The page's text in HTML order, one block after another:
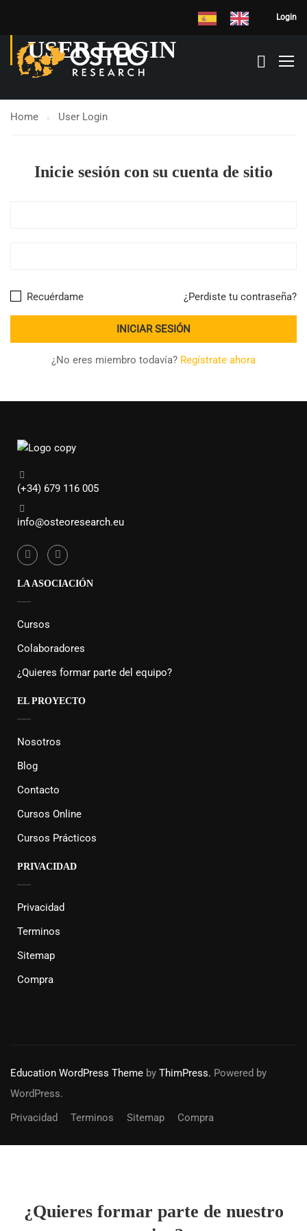
Login
USER LOGIN
Home User Login
Inicie sesión con su cuenta de sitio
¿Perdiste tu contraseña?
Recuérdame
¿No eres miembro todavía? Regístrate ahora
(+34) 679 116 005
info@osteoresearch.eu
LA ASOCIACIÓN
Cursos
Colaboradores
¿Quieres formar parte del equipo?
EL PROYECTO
Nosotros
Blog
Contacto
Cursos Online
Cursos Prácticos
PRIVACIDAD
Privacidad
Terminos
Sitemap
Compra
Education WordPress Theme by ThimPress. Powered by
WordPress.
Privacidad
Terminos Sitemap Compra
¿Quieres formar parte de nuestro